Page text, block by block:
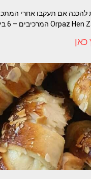
להכנה אם תעקבו אחרי
כאן